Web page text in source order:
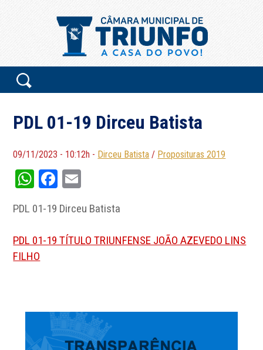
PDL 01-19 Dirceu Batista
09/11/2023 - 10:12h - Dirceu Batista / Proposituras 2019
WhatsApp
Facebook
PDL 01-19 Dirceu Batista
PDL 01-19 TÍTULO TRIUNFENSE JOÃO AZEVEDO LINS
FILHO